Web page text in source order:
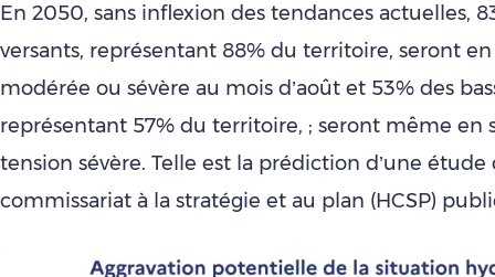
En 2050, sans inflexion des tendances actuelles,
versants, représentant 88% du territoire, seront
modérée ou sévère au mois d’août et 53% des
représentant 57% du territoire, ; seront même en
tension sévère. Telle est la prédiction d’une étude
commissariat à la stratégie et au plan (HCSP)